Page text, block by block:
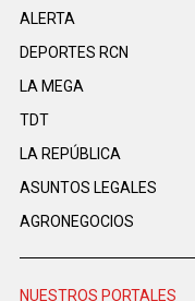
ALERTA
DEPORTES RCN
LA MEGA
TDT
LA REPÚBLICA
ASUNTOS LEGALES
AGRONEGOCIOS
NUESTROS PORTALES